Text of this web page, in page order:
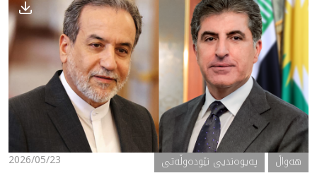
گەلەری
2026/05/23 هه‌واڵ په‌یوه‌ندیی نێوده‌وڵه‌تی